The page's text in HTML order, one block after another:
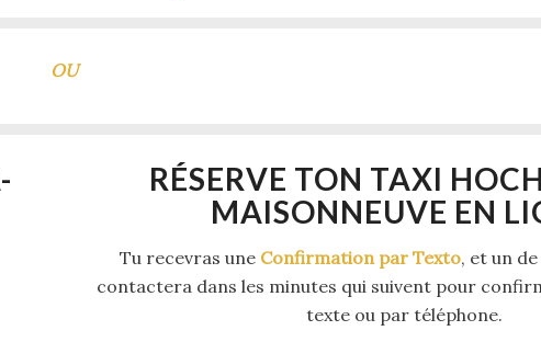
OU
RÉSERVE TON TAXI
MAISONNEUVE EN
Tu recevras une Confirmation par Texto, et un
contactera dans les minutes qui suivent pour
texte ou par téléphone.